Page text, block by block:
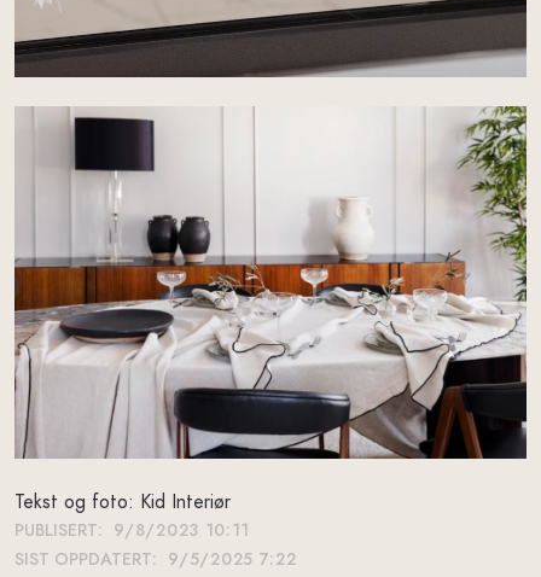
Tekst og foto: Kid Interiør
PUBLISERT:
9/8/2023 10:11
SIST OPPDATERT:
9/5/2025 7:22